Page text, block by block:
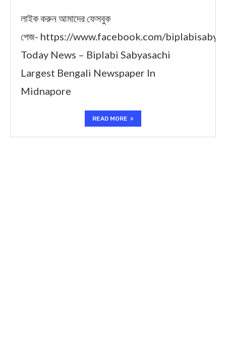
লাইক করুন আমাদের ফেসবুক
পেজ- https://www.facebook.com/
Today News – Biplabi Sabyasachi
Largest Bengali Newspaper In
Midnapore
READ MORE